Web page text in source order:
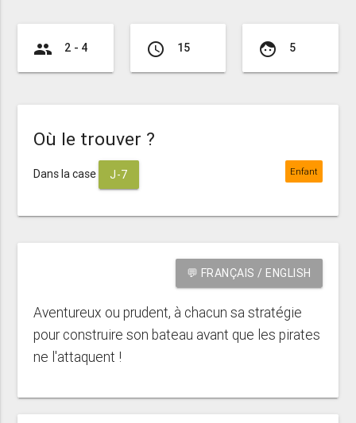
group 2 - 4 access_time 15 face 5
Où le trouver ?
Dans la case J-7 Enfant
💬 FRANÇAIS / ENGLISH
Aventureux ou prudent, à chacun sa stratégie
pour construire son bateau avant que les pirates
ne l'attaquent !